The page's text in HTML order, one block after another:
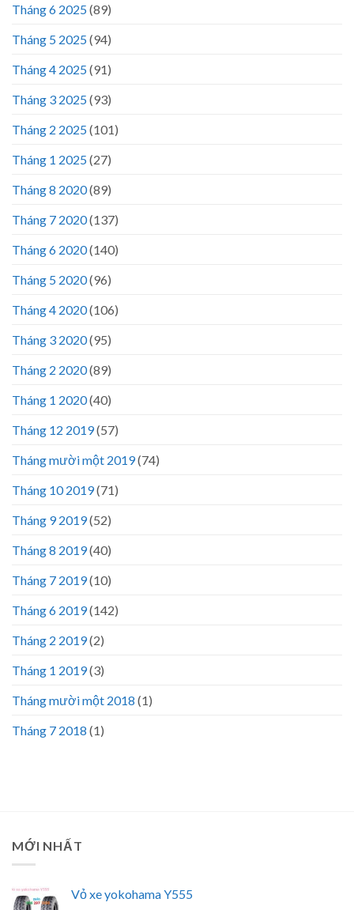
Tháng 6 2025(89)
Tháng 5 2025(94)
Tháng 4 2025(91)
Tháng 3 2025(93)
Tháng 2 2025(101)
Tháng 1 2025(27)
Tháng 8 2020(89)
Tháng 7 2020(137)
Tháng 6 2020(140)
Tháng 5 2020(96)
Tháng 4 2020(106)
Tháng 3 2020(95)
Tháng 2 2020(89)
Tháng 1 2020(40)
Tháng 12 2019(57)
Tháng mười một 2019(74)
Tháng 10 2019(71)
Tháng 9 2019(52)
Tháng 8 2019(40)
Tháng 7 2019(10)
Tháng 6 2019(142)
Tháng 2 2019(2)
Tháng 1 2019(3)
Tháng mười một 2018 (1)
Tháng 7 2018 (1)
MỚI NHẤT
Vỏ xe yokohama Y555